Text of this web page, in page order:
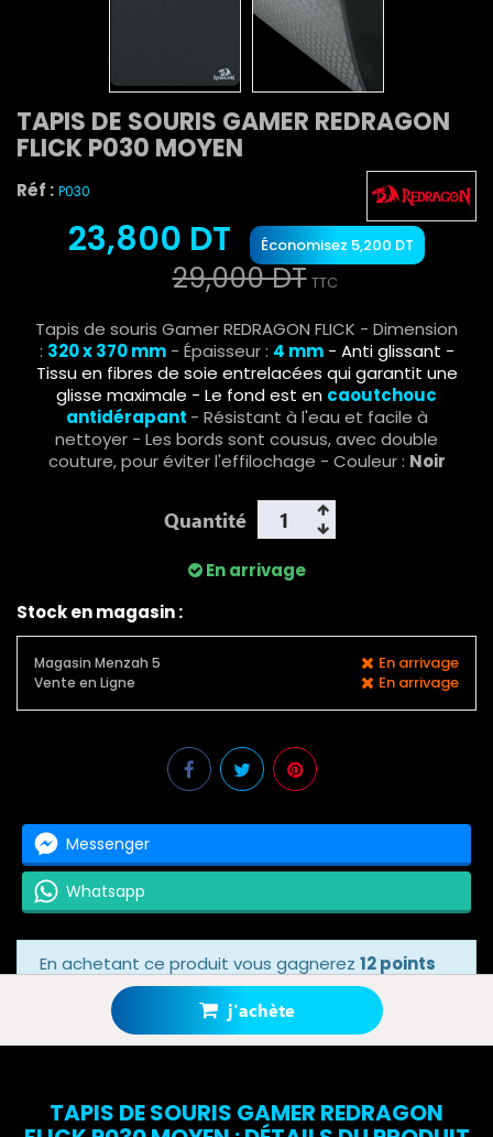
TAPIS DE SOURIS GAMER REDRAGON
FLICK P030 MOYEN
Réf : P030
23,800 DT Économisez 5,200 DT
29,000 DT TTC
Tapis de souris Gamer REDRAGON FLICK - Dimension
: 320 x 370 mm- Épaisseur : 4 mm - Anti glissant -
Tissu en fibres de soie entrelacées qui garantit une
glisse maximale - Le fond est en caoutchouc
antidérapant - Résistant à l'eau et facile à
nettoyer - Les bords sont cousus, avec double
couture, pour éviter l'effilochage - Couleur : Noir
Quantité
j'achète
En arrivage
Stock en magasin :
Magasin Menzah 5 En arrivage
Vente en Ligne En arrivage
Messenger
Whatsapp
En achetant ce produit vous gagnerez 12 points
grâce à notre programme de fidélité.
Votre panier totalisera12 points bonus
TAPIS DE SOURIS GAMER REDRAGON